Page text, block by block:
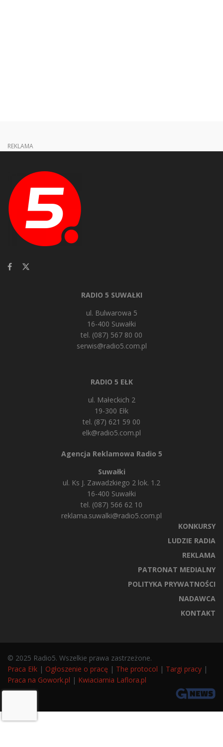
REKLAMA
RADIO 5 SUWAŁKI
ul. Bulwarowa 5
16-400 Suwałki
tel. (087) 567 80 00
serwis@radio5.com.pl
RADIO 5 EŁK
ul. Małeckich 2
19-300 Ełk
tel. (87) 621 59 00
elk@radio5.com.pl
Agencja Reklamowa Radio 5
Suwałki
ul. Ks J. Zawadzkiego 2 lok. 1.2
16-400 Suwałki
tel. (087) 566 62 10
reklama.suwalki@radio5.com.pl
KONKURSY
LUDZIE RADIA
REKLAMA
PATRONAT MEDIALNY
POLITYKA PRYWATNOŚCI
NADAWCA
KONTAKT
© 2025 Radio5. Wszelkie prawa zastrzeżone.
Praca Ełk | Ogłoszenie o pracę | The protocol | Targi pracy |
Praca na Gowork.pl | Kwiaciarnia Laflora.pl